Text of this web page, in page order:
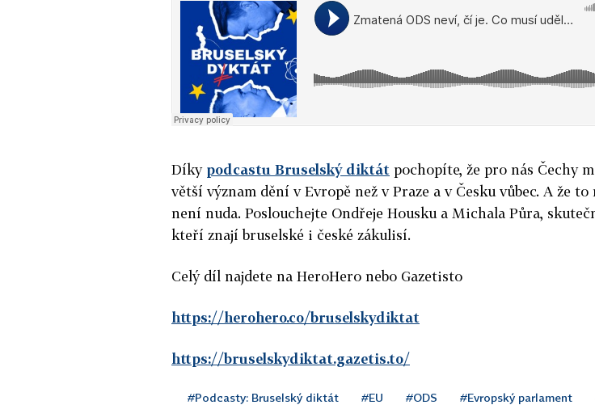
Díky podcastu Bruselský diktát pochopíte, že pro nás Čechy
větší význam dění v Evropě než v Praze a v Česku vůbec. A že to
není nuda. Poslouchejte Ondřeje Housku a Michala Půra,
kteří znají bruselské i české zákulisí.
Celý díl najdete na HeroHero nebo Gazetisto
https://herohero.co/bruselskydiktat
https://bruselskydiktat.gazetis.to/
#Podcasty: Bruselský diktát #EU #ODS #Evropský parlament